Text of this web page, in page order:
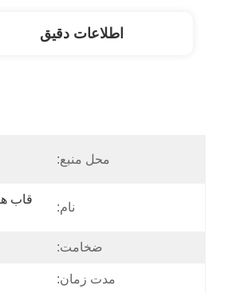
اطلاعات دقیق
محل منبع:
نام:
ضخامت:
مدت زمان: